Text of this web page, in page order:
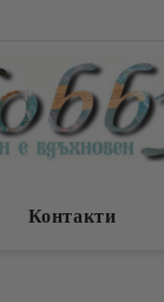
Контакти